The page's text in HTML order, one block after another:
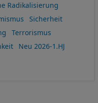
Radikalisierung
Sicherheit
Terrorismus
Neu 2026-1.HJ